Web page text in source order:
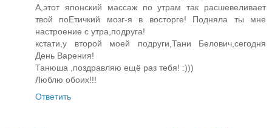
А,этот японский массаж по утрам так расшевеливает
твой поЕтичкий мозг-я в восторге! Подняла ты мне
настроение с утра,подруга!
кстати,у второй моей подруги,Тани Белович,сегодня
День Варения!
Танюша ,поздравляю ещё раз тебя! :)))
Люблю обоих!!!
Ответить